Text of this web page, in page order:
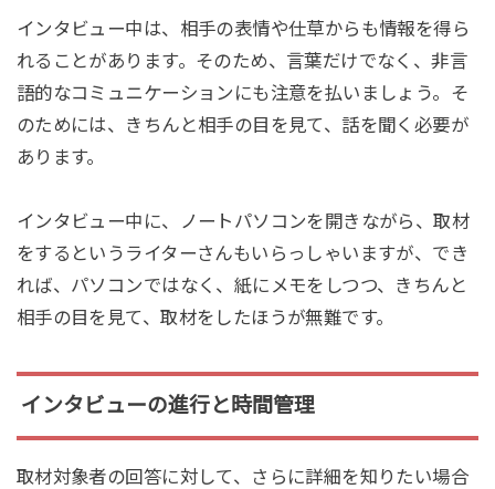
インタビュー中は、相手の表情や仕草からも情報を得ら
れることがあります。そのため、言葉だけでなく、非言
語的なコミュニケーションにも注意を払いましょう。そ
のためには、きちんと相手の目を見て、話を聞く必要が
あります。
インタビュー中に、ノートパソコンを開きながら、取材
をするというライターさんもいらっしゃいますが、でき
れば、パソコンではなく、紙にメモをしつつ、きちんと
相手の目を見て、取材をしたほうが無難です。
インタビューの進行と時間管理
取材対象者の回答に対して、さらに詳細を知りたい場合